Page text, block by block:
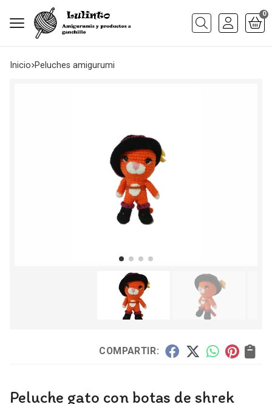
Buscar
0
Inicio peluches amigurumi
COMPARTIR:
Peluche gato con botas de shrek